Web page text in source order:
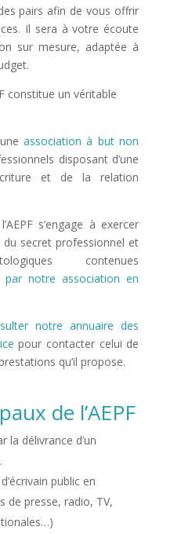
pairs afin de vous offrir
Il sera à votre écoute
sur mesure, adaptée à
constitue un véritable
uneassociation à but non
disposant d’une
et de la relation
s’engage à exercer
secret professionnel et
contenues
par notre association en
notre annuaire des
pour contacter celui de
qu’il propose.
de l’AEPF
la délivrance d’un
public en
de presse, radio, TV,